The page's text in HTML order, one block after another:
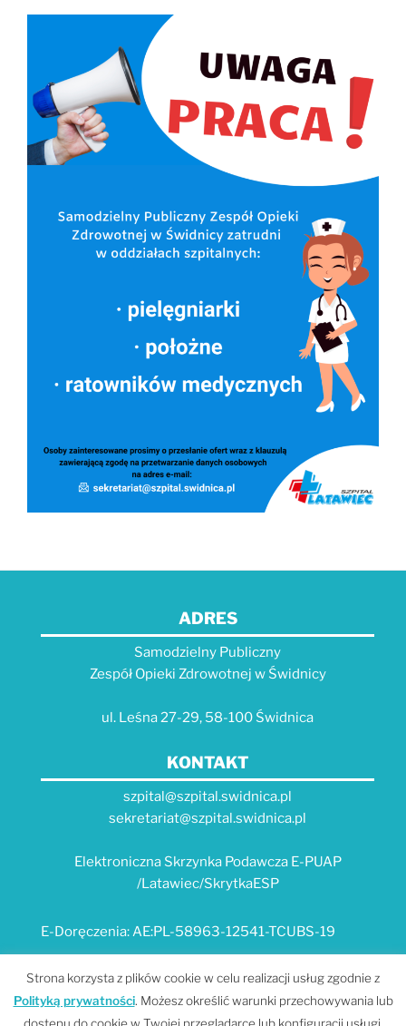
ADRES
Samodzielny Publiczny
Zespół Opieki Zdrowotnej w Świdnicy
ul. Leśna 27-29, 58-100 Świdnica
KONTAKT
szpital@szpital.swidnica.pl
sekretariat@szpital.swidnica.pl
Elektroniczna Skrzynka Podawcza E-PUAP
/Latawiec/SkrytkaESP
E-Doręczenia: AE:PL-58963-12541-TCUBS-19
E-USŁUGI
Platforma e-usług Szpitala "Latawiec" --- MPI
Strona korzysta z plików cookie w celu realizacji usług zgodnie z
Polityką prywatności. Możesz określić warunki przechowywania lub